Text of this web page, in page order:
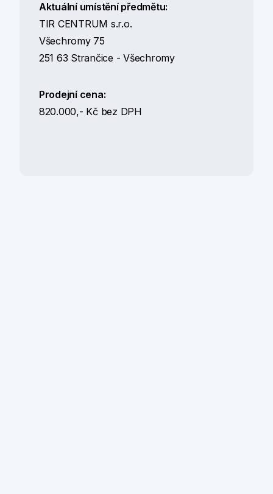
Aktuální umístění předmětu:
TIR CENTRUM s.r.o.
Všechromy 75
251 63 Strančice - Všechromy
Prodejní cena:
820.000,- Kč bez DPH